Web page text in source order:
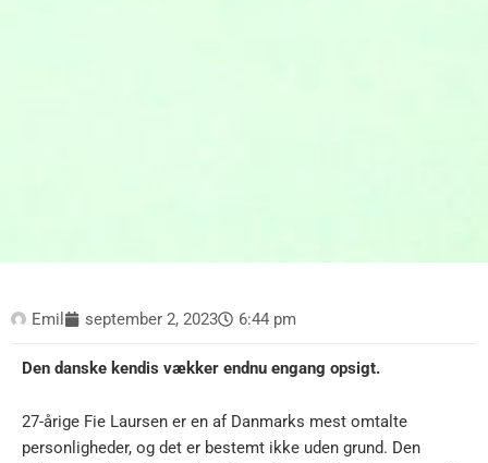
Emil september 2, 2023 6:44 pm
Den danske kendis vækker endnu engang opsigt.
27-årige Fie Laursen er en af Danmarks mest omtalte
personligheder, og det er bestemt ikke uden grund. Den